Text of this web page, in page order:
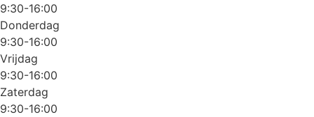
9:30-16:00
Donderdag
9:30-16:00
Vrijdag
9:30-16:00
Zaterdag
9:30-16:00